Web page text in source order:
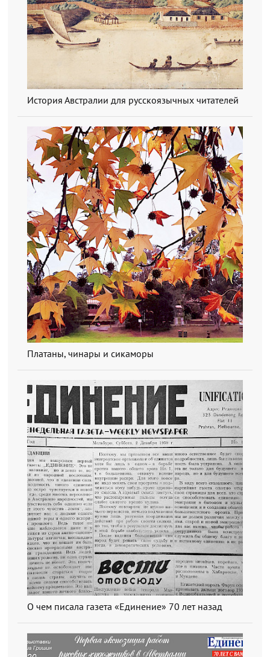
История Австралии для русскоязычных читателей
Платаны, чинары и сикаморы
О чем писала газета «Единение» 70 лет назад